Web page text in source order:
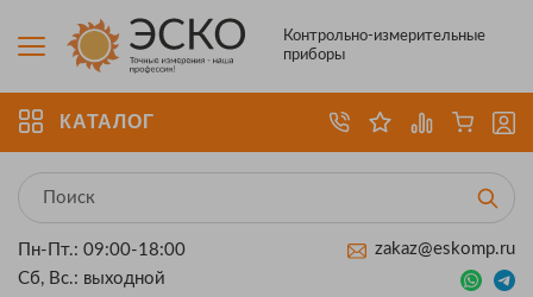
Контрольно-измерительные
приборы
КАТАЛОГ
Пн-Пт.: 09:00-18:00
Сб, Вс.: выходной
zakaz@eskomp.ru